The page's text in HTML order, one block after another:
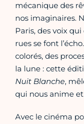
mécanique des
nos imaginaires.
Paris, des voix
rues se font
colorés, des
la lune : cette
Nuit Blanche,
qui nous anime
Avec le cinéma